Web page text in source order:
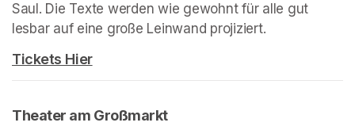
Saul. Die Texte werden wie gewohnt für alle gut
lesbar auf eine große Leinwand projiziert.
Tickets Hier(opens in a new tab)
Theater am Großmarkt